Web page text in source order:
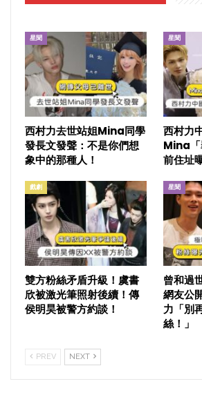
星聞
西村力去世站姐Mina同學
發長文發聲：不是你們想
象中的那種人！
星聞
西村力
Mina「
前住址
戲劇
雙方粉絲矛盾升級！虞書
欣被激光筆照射後續！傳
侯明昊被警方約談！
星聞
曾和過
網友公
力「別
絲！」
PREV NEXT